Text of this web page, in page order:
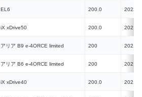
EL6 200.0 2023
iX xDrive50 200.0 2021
アリア B9 e-4ORCE limited 200 2021
アリア B6 e-4ORCE limited 200 2021
iX xDrive40 200.0 2021